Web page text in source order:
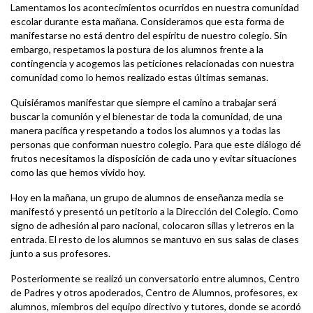
Lamentamos los acontecimientos ocurridos en nuestra comunidad
escolar durante esta mañana. Consideramos que esta forma de
manifestarse no está dentro del espíritu de nuestro colegio. Sin
embargo, respetamos la postura de los alumnos frente a la
contingencia y acogemos las peticiones relacionadas con nuestra
comunidad como lo hemos realizado estas últimas semanas.
Quisiéramos manifestar que siempre el camino a trabajar será
buscar la comunión y el bienestar de toda la comunidad, de una
manera pacífica y respetando a todos los alumnos y a todas las
personas que conforman nuestro colegio. Para que este diálogo dé
frutos necesitamos la disposición de cada uno y evitar situaciones
como las que hemos vivido hoy.
Hoy en la mañana, un grupo de alumnos de enseñanza media se
manifestó y presentó un petitorio a la Dirección del Colegio. Como
signo de adhesión al paro nacional, colocaron sillas y letreros en la
entrada. El resto de los alumnos se mantuvo en sus salas de clases
junto a sus profesores.
Posteriormente se realizó un conversatorio entre alumnos, Centro
de Padres y otros apoderados, Centro de Alumnos, profesores, ex
alumnos, miembros del equipo directivo y tutores, donde se acordó